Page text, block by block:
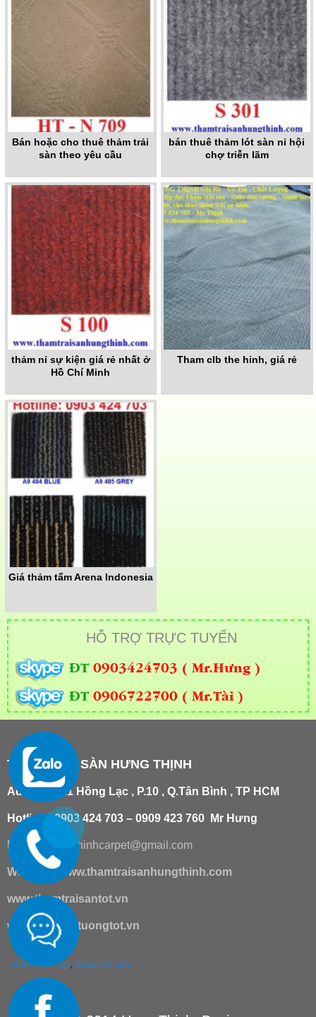
Bán hoặc cho thuê thảm trải
sàn theo yêu cầu
bán thuê thảm lót sàn nỉ hội
chợ triễn lãm
thảm nỉ sự kiện giá rẻ nhất ở
Hồ Chí Minh
Tham clb the hinh, giá rẻ
Giá thảm tấm Arena Indonesia
HỖ TRỢ TRỰC TUYẾN
ĐT 0903424703 ( Mr.Hưng )
ĐT 0906722700 ( Mr.Tài )
THẢM TRẢI SÀN HƯNG THỊNH
Add : 181/21 Hồng Lạc , P.10 , Q.Tân Bình , TP HCM
Hotline : 0903 424 703 – 0909 423 760 Mr Hưng
Email : hungthinhcarpet@gmail.com
Website: www.thamtraisanhungthinh.com
www.thamtraisantot.vn
www.giaydantuongtot.vn
thảm trải sàn, thảm lót sàn